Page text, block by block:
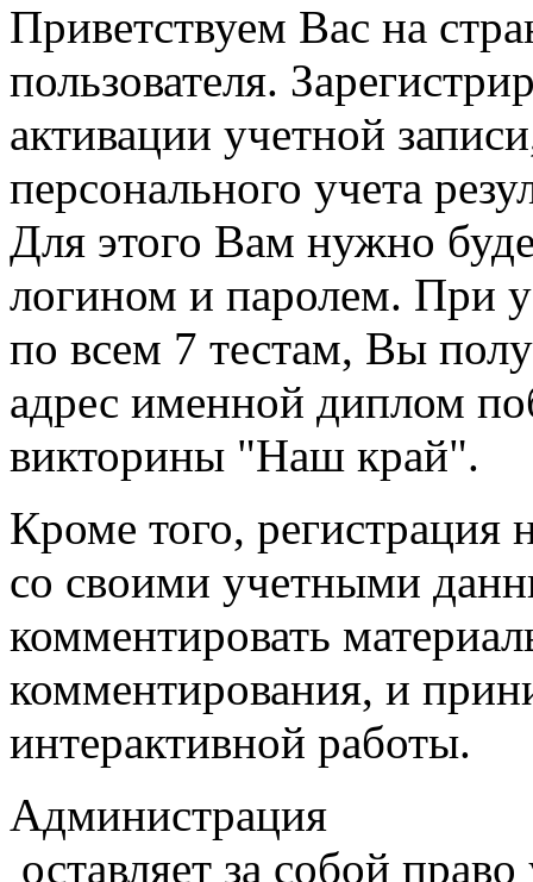
Приветствуем Вас на
пользователя.
активации учетной
персонального учета
Для этого Вам нужно
логином и паролем. При
по всем 7 тестам, Вы
адрес именной диплом
викторины "Наш край".
Кроме того,
со своими учетными
комментировать
комментирования, и
интерактивной работы.
Администрация
оставляет за собой